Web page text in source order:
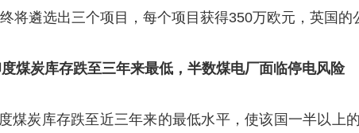
将遴选出三个项目，每个项目获得350万欧元，英国的
煤炭库存跌至三年来最低，半数煤电厂面临停电风险
炭库存跌至近三年来的最低水平，使该国一半以上